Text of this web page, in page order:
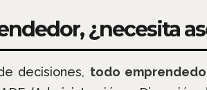
¿necesita
decisiones, todo